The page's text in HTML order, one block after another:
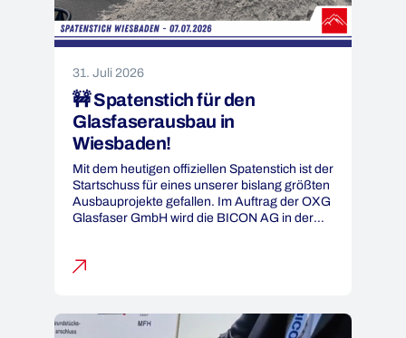
31. Juli 2026
🚧 Spatenstich für den
Glasfaserausbau in
Wiesbaden!
Mit dem heutigen offiziellen Spatenstich ist der
Startschuss für eines unserer bislang größten
Ausbauprojekte gefallen. Im Auftrag der OXG
Glasfaser GmbH wird die BICON AG in der
umfassenden Glasfasernetzes realisieren.
zukunftssicheren digitalen Infrastruktur für […]